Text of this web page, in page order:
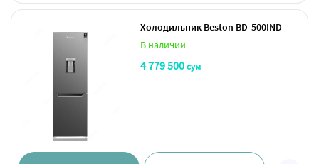
Холодильник Beston BD-500IND
В наличии
4 779 500сум